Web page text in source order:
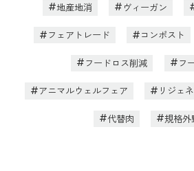
地産地消 ヴィーガン
フェアトレード コンポスト
フードロス削減 フ
アニマルウェルフェア リジェ
代替肉 規格外